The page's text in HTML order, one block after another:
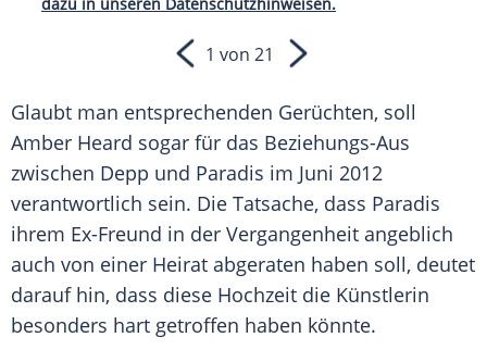
dazu in unseren Datenschutzhinweisen.
1 von 21
Glaubt man entsprechenden Gerüchten, soll
Amber Heard sogar für das Beziehungs-Aus
zwischen Depp und Paradis im Juni 2012
verantwortlich sein. Die Tatsache, dass Paradis
ihrem Ex-Freund in der Vergangenheit angeblich
auch von einer Heirat abgeraten haben soll, deutet
darauf hin, dass diese Hochzeit die Künstlerin
besonders hart getroffen haben könnte.